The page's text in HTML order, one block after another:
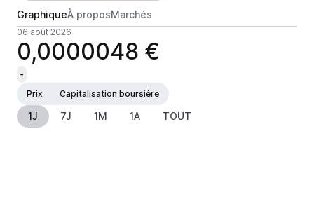
GraphiqueÀ proposMarchés
06 août 2026
0,0000048 €
-
Prix
Capitalisation boursière
1J 7J 1M 1A TOUT